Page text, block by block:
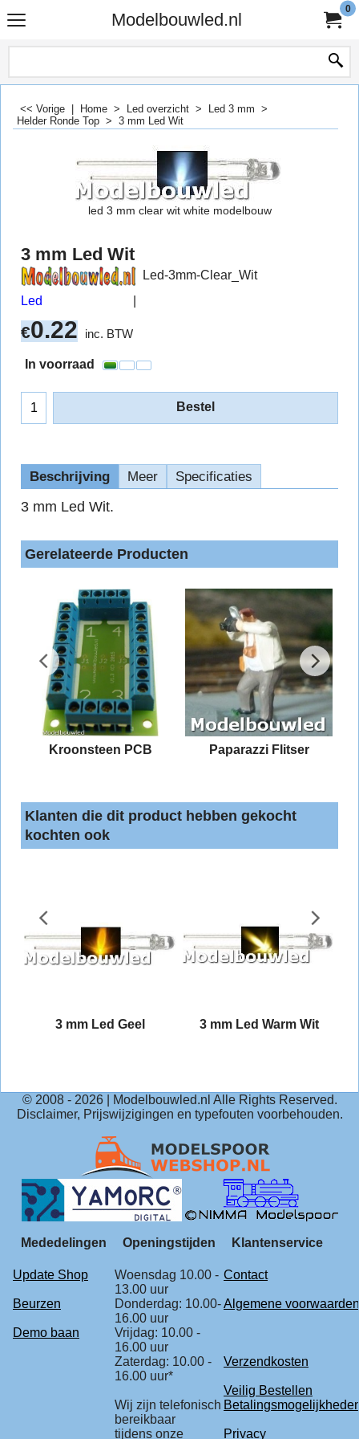
Modelbouwled.nl
0
<< Vorige Home > Led overzicht > Led 3 mm >
Helder Ronde Top > 3 mm Led Wit
led 3 mm clear wit white modelbouw
3 mm Led Wit
Led
Led-3mm-Clear_Wit
€0.22 inc. BTW
In voorraad
Bestel
Beschrijving Meer Specificaties
3 mm Led Wit.
Gerelateerde Producten
Kroonsteen PCB Paparazzi Flitser
Klanten die dit product hebben gekocht
kochten ook
3 mm Led Geel 3 mm Led Warm Wit
© 2008 - 2026| Modelbouwled.nl Alle Rights Reserved.
Disclaimer, Prijswijzigingen en typefouten voorbehouden.
Mededelingen Openingstijden Klantenservice
Update Shop
Woensdag 10.00 -
13.00 uur
Contact
Beurzen
Donderdag: 10.00-
16.00 uur
Algemene voorwaarden
Demo baan
Vrijdag: 10.00 -
16.00 uur
Zaterdag: 10.00 -
16.00 uur*
Verzendkosten
Veilig Bestellen
Wij zijn telefonisch
bereikbaar
tijdens onze Privacy